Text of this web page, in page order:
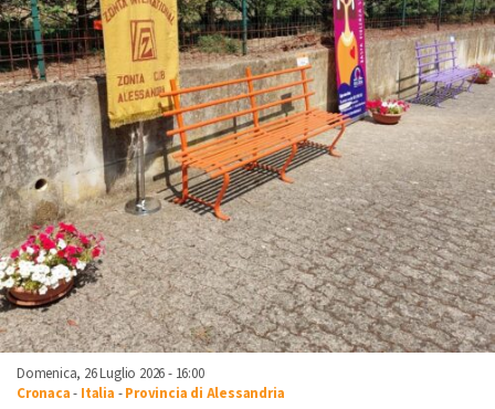
Domenica, 26 Luglio 2026 - 16:00
Cronaca- Italia -Provincia di Alessandria